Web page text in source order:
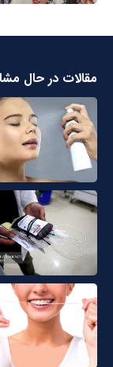
مقالات در حال